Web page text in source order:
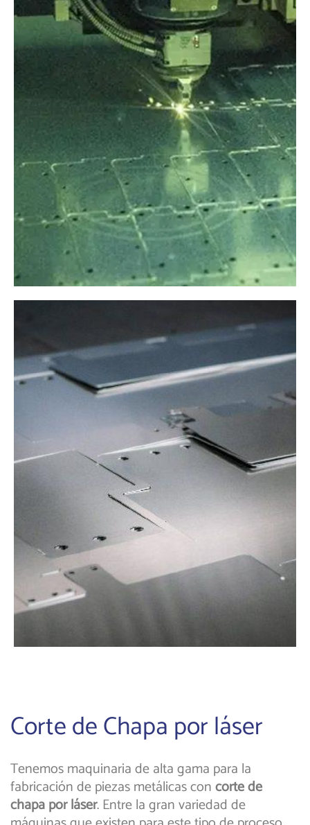
Corte de Chapa por láser
Tenemos maquinaria de alta gama para la
fabricación de piezas metálicas concorte de
chapa por láser. Entre la gran variedad de